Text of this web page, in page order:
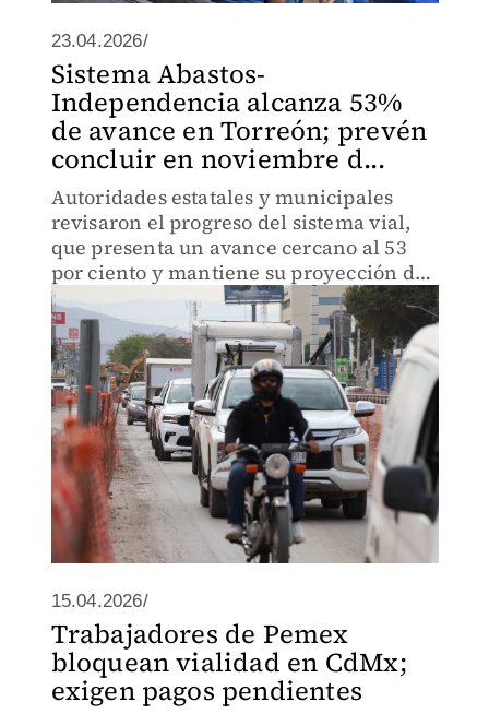
23.04.2026/
Sistema Abastos-
Independencia alcanza 53%
de avance en Torreón; prevén
concluir en noviembre d...
Autoridades estatales y municipales
revisaron el progreso del sistema vial,
que presenta un avance cercano al 53
por ciento y mantiene su proyección de
concluir en noviembre de 2026.
15.04.2026/
Trabajadores de Pemex
bloquean vialidad en CdMx;
exigen pagos pendientes